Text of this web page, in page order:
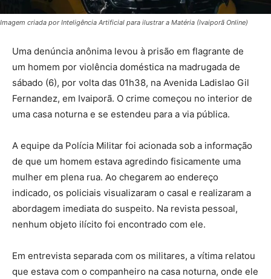
Imagem criada por Inteligência Artificial para ilustrar a Matéria (Ivaiporã Online)
Uma denúncia anônima levou à prisão em flagrante de
um homem por violência doméstica na madrugada de
sábado (6), por volta das 01h38, na Avenida Ladislao Gil
Fernandez, em Ivaiporã. O crime começou no interior de
uma casa noturna e se estendeu para a via pública.
A equipe da Polícia Militar foi acionada sob a informação
de que um homem estava agredindo fisicamente uma
mulher em plena rua. Ao chegarem ao endereço
indicado, os policiais visualizaram o casal e realizaram a
abordagem imediata do suspeito. Na revista pessoal,
nenhum objeto ilícito foi encontrado com ele.
Em entrevista separada com os militares, a vítima relatou
que estava com o companheiro na casa noturna, onde ele